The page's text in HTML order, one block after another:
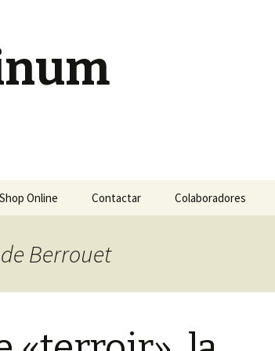
Shop Online Contactar Colaboradores
Berrouet